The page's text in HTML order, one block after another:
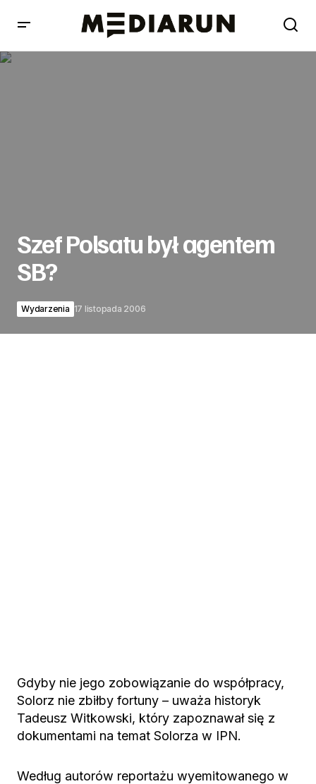
Szef Polsatu był agentem
SB?
Wydarzenia 17 listopada 2006
Gdyby nie jego zobowiązanie do współpracy,
Solorz nie zbiłby fortuny – uważa historyk
Tadeusz Witkowski, który zapoznawał się z
dokumentami na temat Solorza w IPN.
Według autorów reportażu wyemitowanego w